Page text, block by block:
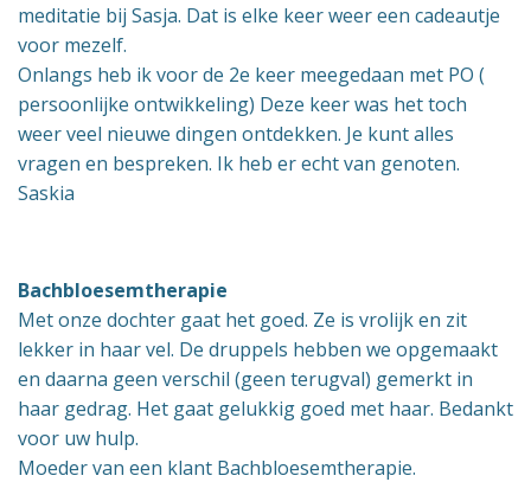
meditatie bij Sasja. Dat is elke keer weer een cadeautje
voor mezelf.
Onlangs heb ik voor de 2e keer meegedaan met PO (
persoonlijke ontwikkeling) Deze keer was het toch
weer veel nieuwe dingen ontdekken. Je kunt alles
vragen en bespreken. Ik heb er echt van genoten.
Saskia
Bachbloesemtherapie
Met onze dochter gaat het goed. Ze is vrolijk en zit
lekker in haar vel. De druppels hebben we opgemaakt
en daarna geen verschil (geen terugval) gemerkt in
haar gedrag. Het gaat gelukkig goed met haar. Bedankt
voor uw hulp.
Moeder van een klant Bachbloesemtherapie.